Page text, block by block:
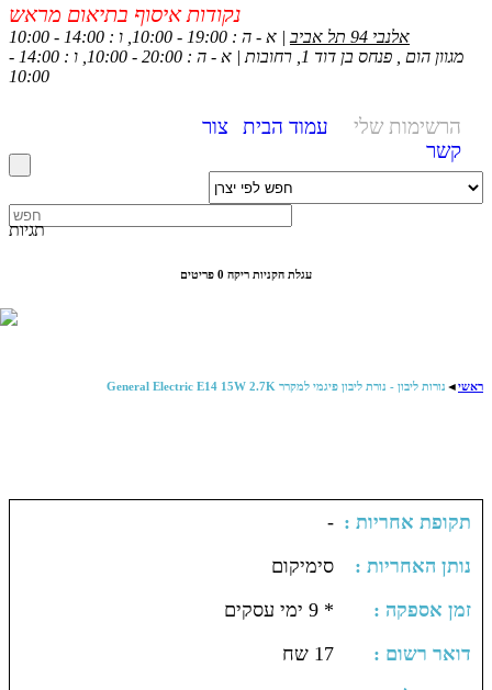
נקודות איסוף בתיאום מראש
אלנבי 94 תל אביב
| א - ה : 19:00 - 10:00, ו : 14:00 - 10:00
מגוון הום , פנחס בן דוד 1, רחובות | א - ה : 20:00 - 10:00, ו : 14:00 -
10:00
הרשימות שלי עמוד הבית
צור
קשר
תגיות
עגלת הקניות ריקה 0 פריטים
ראשי◄ נורות ליבון - נורת ליבון פיגמי למקרר General Electric E14 15W 2.7K
: תקופת אחריות
-
: נותן האחריות
סימיקום
: זמן אספקה
* 9 ימי עסקים
: דואר רשום
17 שח